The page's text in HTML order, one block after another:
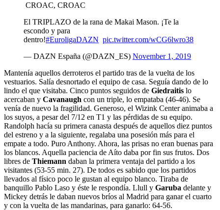
CROAC, CROAC
El TRIPLAZO de la rana de Makai Mason. ¡Te la
escondo y para
dentro!#EuroligaDAZN pic.twitter.com/wCG6lwro38
— DAZN España (@DAZN_ES) November 1, 2019
Mantenía aquellos derroteros el partido tras de la vuelta de los
vestuarios. Salía desnortado el equipo de casa. Seguía dando de lo
lindo el que visitaba. Cinco puntos seguidos de Giedraitis lo
acercaban y Cavanaugh con un triple, lo empataba (46-46). Se
venía de nuevo la fragilidad. Generoso, el Wizink Center animaba a
los suyos, a pesar del 7/12 en T1 y las pérdidas de su equipo.
Randolph hacía su primera canasta después de aquellos diez puntos
del estreno y a la siguiente, regalaba una posesión más para el
empate a todo. Puro Anthony. Ahora, las prisas no eran buenas para
los blancos. Aquella paciencia de Aíto daba por fin sus frutos. Dos
libres de Thiemann daban la primera ventaja del partido a los
visitantes (53-55 min. 27). De todos es sabido que los partidos
llevados al físico poco le gustan al equipo blanco. Tiraba de
banquillo Pablo Laso y éste le respondía. Llull y Garuba delante y
Mickey detrás le daban nuevos bríos al Madrid para ganar el cuarto
y con la vuelta de las mandarinas, para ganarlo: 64-56.